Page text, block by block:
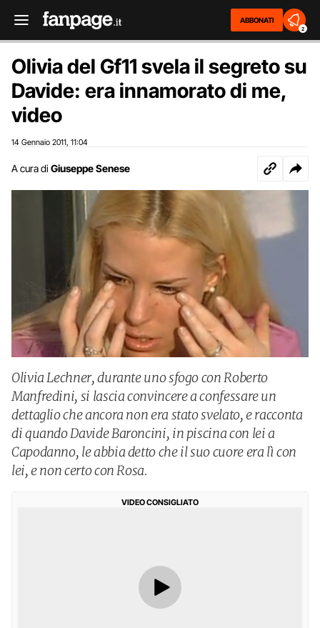
ABBONATI
2
Olivia del Gf11 svela il segreto su
Davide: era innamorato di me,
video
14 Gennaio 2011 11:04
A cura di Giuseppe Senese
Olivia Lechner, durante uno sfogo con Roberto
Manfredini, si lascia convincere a confessare un
dettaglio che ancora non era stato svelato, e racconta
di quando Davide Baroncini, in piscina con lei a
Capodanno, le abbia detto che il suo cuore era lì con
lei, e non certo con Rosa.
VIDEO CONSIGLIATO